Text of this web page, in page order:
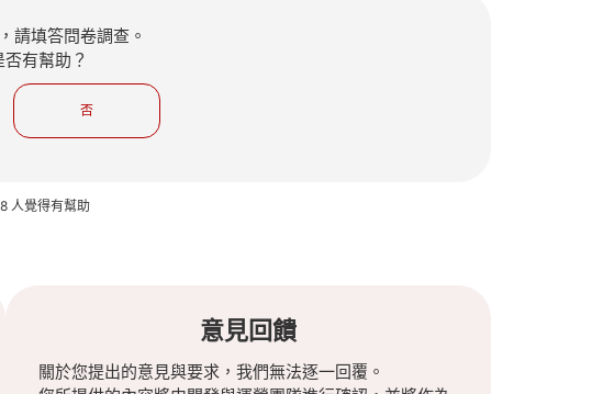
請填答問卷調查。
有幫助？
否
人覺得有幫助
意見回饋
關於您提出的意見與要求，我們無法逐一回覆。